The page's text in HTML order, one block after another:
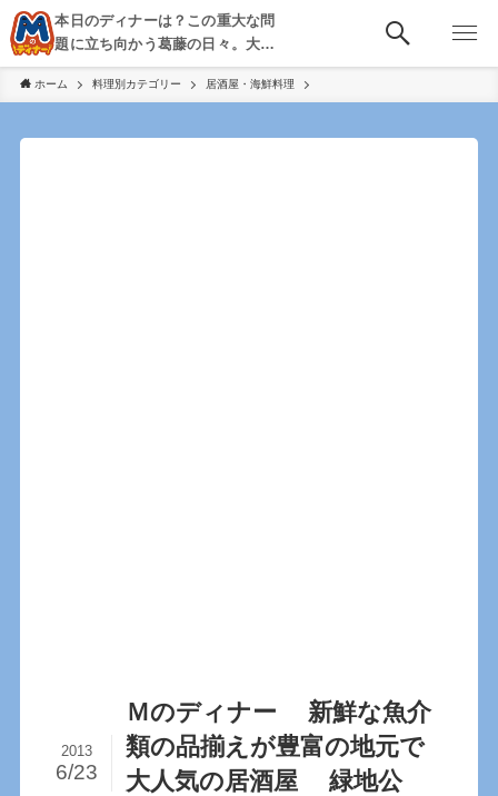
本日のディナーは？この重大な問
題に立ち向かう葛藤の日々。大
阪・京都・神戸を中心とした食べ
歩き、飲み歩きを綴る。
ホーム 料理別カテゴリー 居酒屋・海鮮料理
Ｍのディナー 新鮮な魚介
類の品揃えが豊富の地元で
大人気の居酒屋 緑地公
2013
6/23